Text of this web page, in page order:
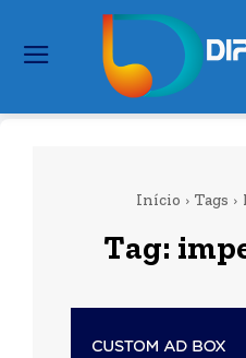
Início Tags
Tag: